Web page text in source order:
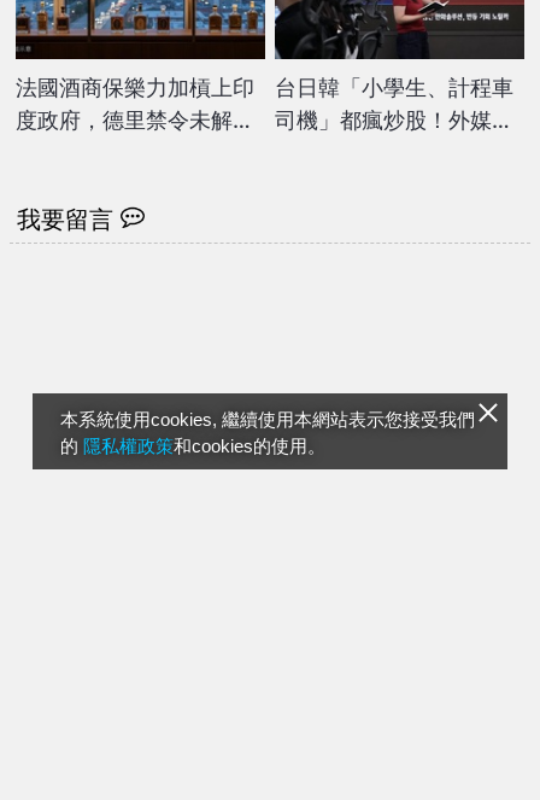
本系統使用cookies, 繼續使用本網站表示您接受我們
的 隱私權政策和cookies的使用。
法國酒商保樂力加槓上印
度政府，德里禁令未解公
台日韓「小學生、計程車
司機」都瘋炒股！外媒驚
我要留言